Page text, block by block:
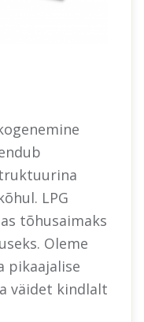
LPG
tõhusaimaks
Oleme
pikaajalise
väidet kindlalt